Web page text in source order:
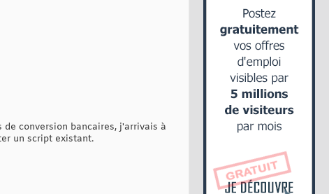
conversion bancaires, j'arrivais à
un script existant.